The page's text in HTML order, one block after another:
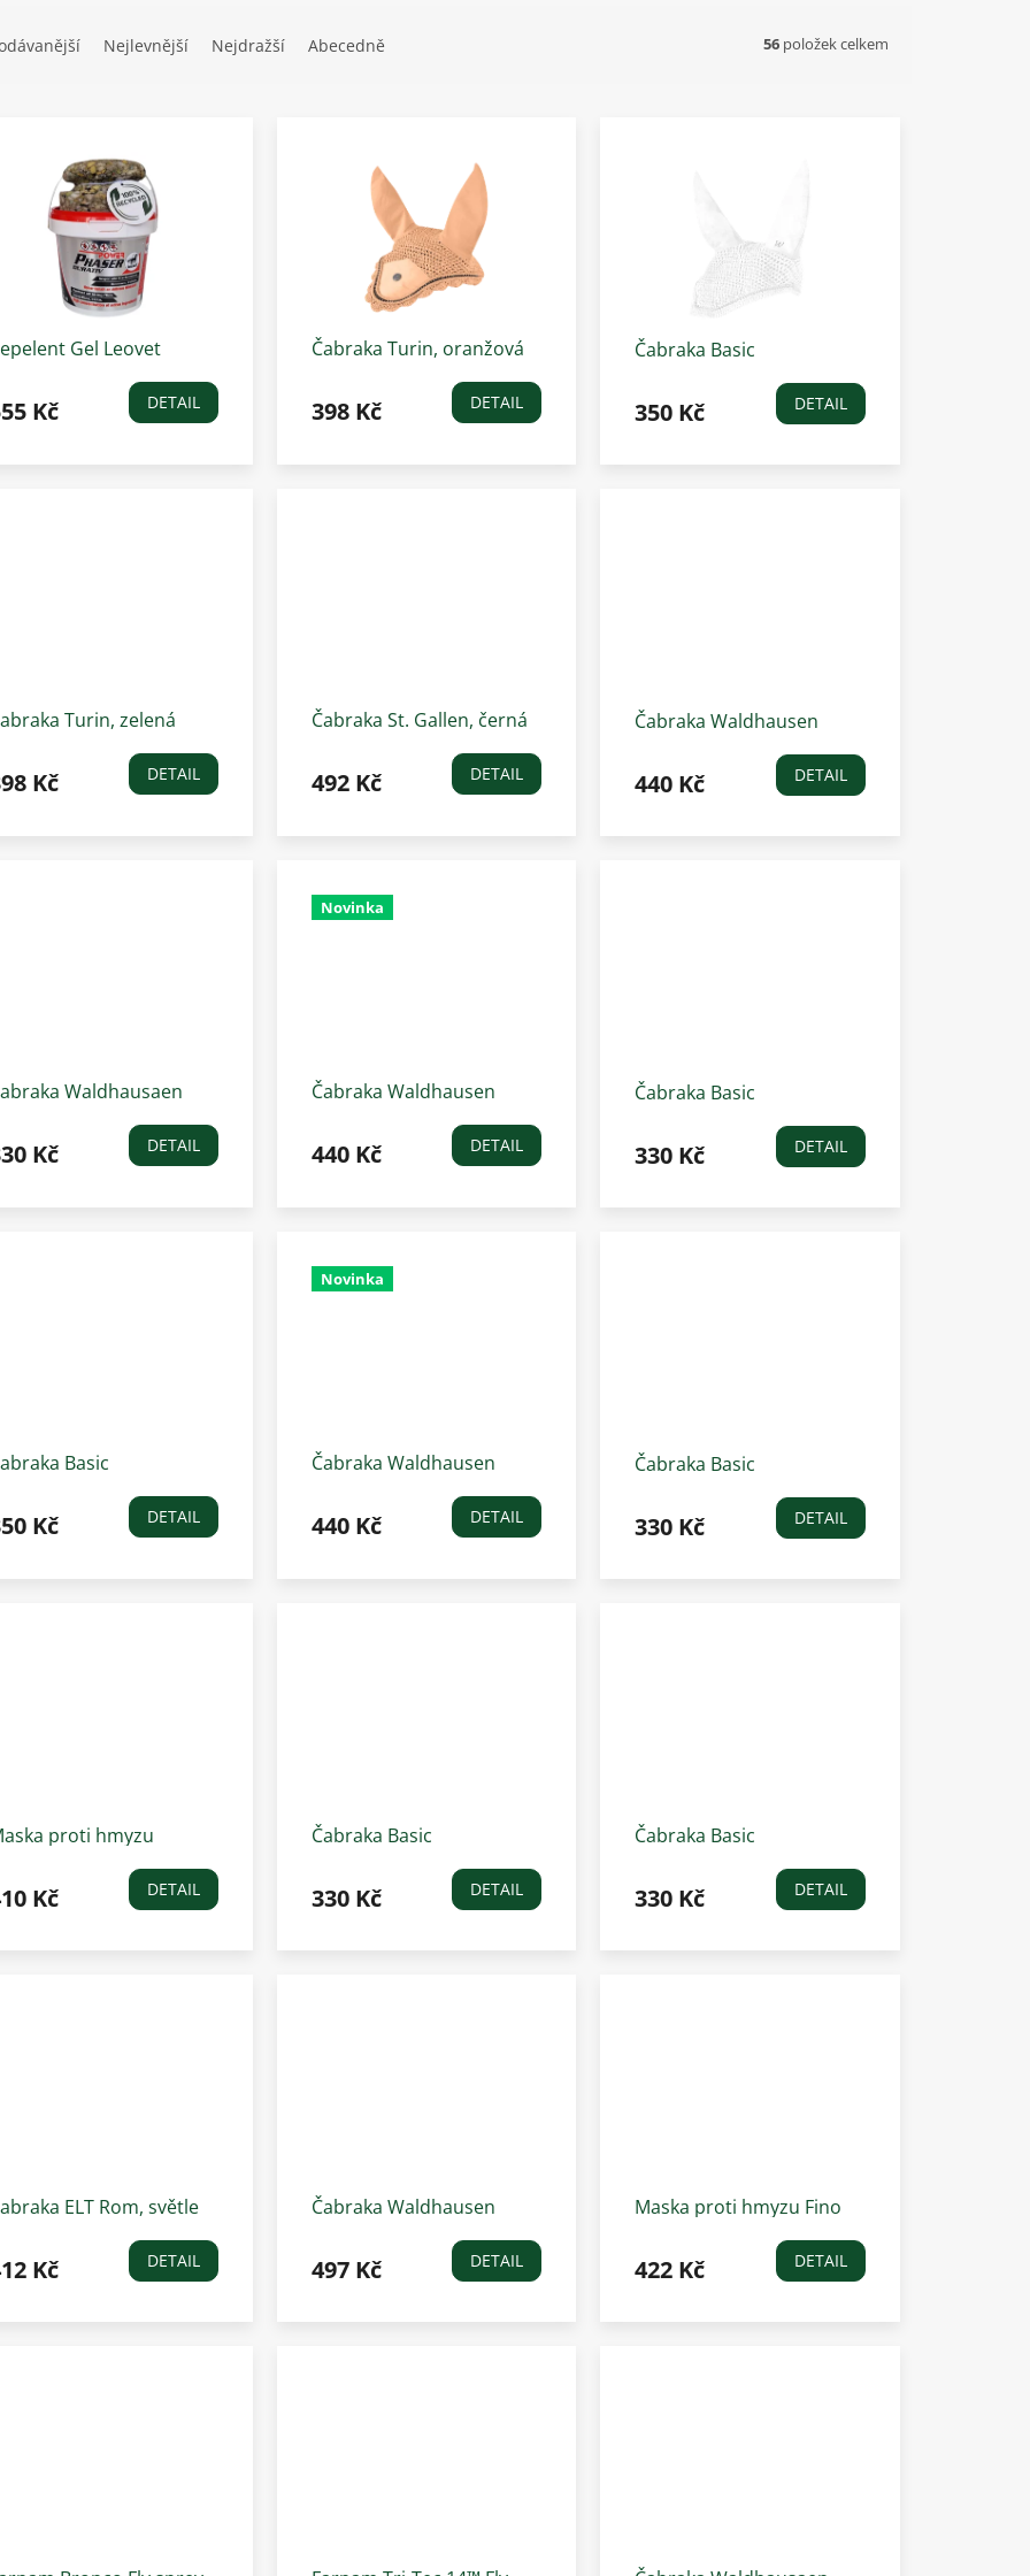
Nejlevnější Nejdražší Abecedně 56 položek celkem
Gel Leovet
Kč DETAIL
Čabraka Turin, oranžová
398 Kč DETAIL
Čabraka Basic
350 Kč DETAIL
Turin, zelená
Kč DETAIL
Čabraka St. Gallen, černá
492 Kč DETAIL
Čabraka Waldhausen
440 Kč DETAIL
Waldhausaen
Kč DETAIL
Novinka
Čabraka Waldhausen
440 Kč DETAIL
Čabraka Basic
330 Kč DETAIL
Basic
Kč DETAIL
Novinka
Čabraka Waldhausen
440 Kč DETAIL
Čabraka Basic
modrá
330 Kč DETAIL
proti hmyzu
Zebra
Kč DETAIL
Čabraka Basic
červená
330 Kč DETAIL
Čabraka Basic
330 Kč DETAIL
ELT Rom, světle
Kč DETAIL
Čabraka Waldhausen
497 Kč DETAIL
Maska proti hmyzu Fino
422 Kč DETAIL